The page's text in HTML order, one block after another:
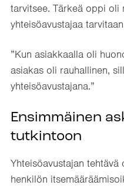
tarvitsee. Tärkeä oppi oli
yhteisöavustajaa
”Kun asiakkaalla oli
asiakas oli rauhallinen,
yhteisöavustajana.”
Ensimmäinen
tutkintoon
Yhteisöavustajan tehtävä
henkilön